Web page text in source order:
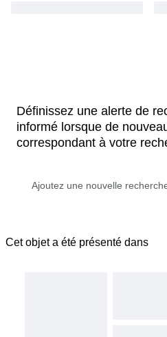
Définissez une alerte de
informé lorsque de
correspondant à votre
Cet objet a été présenté dans